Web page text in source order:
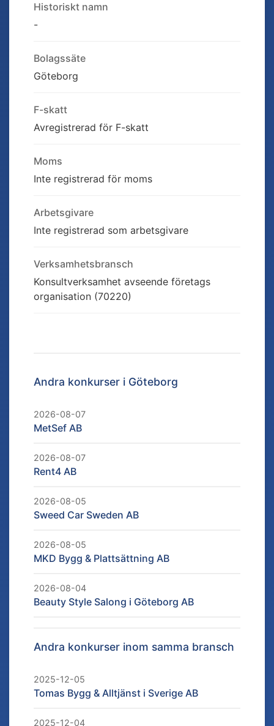
Historiskt namn
-
Bolagssäte
Göteborg
F-skatt
Avregistrerad för F-skatt
Moms
Inte registrerad för moms
Arbetsgivare
Inte registrerad som arbetsgivare
Verksamhetsbransch
Konsultverksamhet avseende företags
organisation (70220)
Andra konkurser i Göteborg
2026-08-07
MetSef AB
2026-08-07
Rent4 AB
2026-08-05
Sweed Car Sweden AB
2026-08-05
MKD Bygg & Plattsättning AB
2026-08-04
Beauty Style Salong i Göteborg AB
Andra konkurser inom samma bransch
2025-12-05
Tomas Bygg & Alltjänst i Sverige AB
2025-12-04